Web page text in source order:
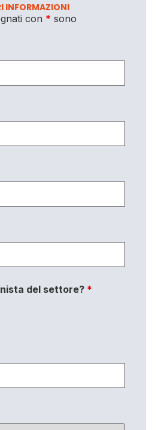
INFORMAZIONI
con * sono
del settore? *